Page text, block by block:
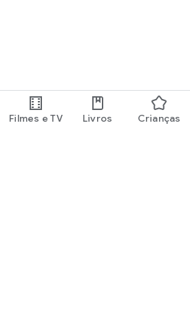
Filmes e TV Livros Crianças